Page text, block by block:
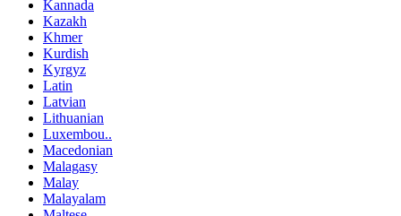
Kannada
Kazakh
Khmer
Kurdish
Kyrgyz
Latin
Latvian
Lithuanian
Luxembou..
Macedonian
Malagasy
Malay
Malayalam